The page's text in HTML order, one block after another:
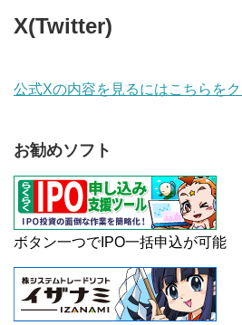
X(Twitter)
公式Xの内容を見るにはこちらをク
お勧めソフト
ボタン一つでIPO一括申込が可能